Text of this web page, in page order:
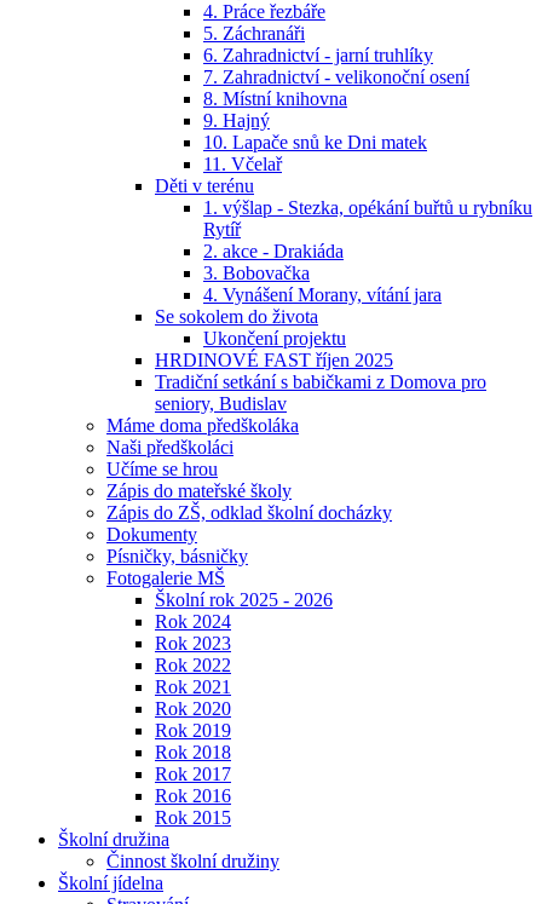
4. Práce řezbáře
5. Záchranáři
6. Zahradnictví - jarní truhlíky
7. Zahradnictví - velikonoční osení
8. Místní knihovna
9. Hajný
10. Lapače snů ke Dni matek
11. Včelař
Děti v terénu
1. výšlap - Stezka, opékání buřtů u rybníku
Rytíř
2. akce - Drakiáda
3. Bobovačka
4. Vynášení Morany, vítání jara
Se sokolem do života
Ukončení projektu
HRDINOVÉ FAST říjen 2025
Tradiční setkání s babičkami z Domova pro
seniory, Budislav
Máme doma předškoláka
Naši předškoláci
Učíme se hrou
Zápis do mateřské školy
Zápis do ZŠ, odklad školní docházky
Dokumenty
Písničky, básničky
Fotogalerie MŠ
Školní rok 2025 - 2026
Rok 2024
Rok 2023
Rok 2022
Rok 2021
Rok 2020
Rok 2019
Rok 2018
Rok 2017
Rok 2016
Rok 2015
Školní družina
Činnost školní družiny
Školní jídelna